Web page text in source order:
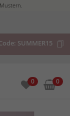
SUMMER15
0 0